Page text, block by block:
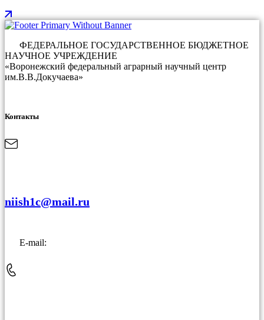
ФЕДЕРАЛЬНОЕ ГОСУДАРСТВЕННОЕ БЮДЖЕТНОЕ
НАУЧНОЕ УЧРЕЖДЕНИЕ
«Воронежский федеральный аграрный научный центр
им.В.В.Докучаева»
Контакты
niish1c@mail.ru
E-mail: